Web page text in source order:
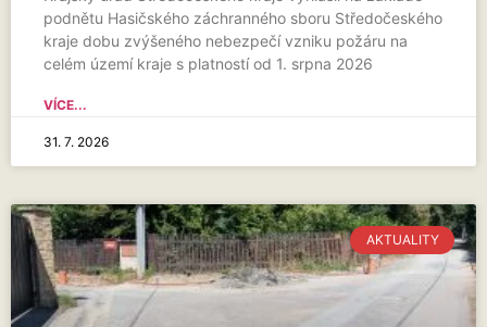
podnětu Hasičského záchranného sboru Středočeského
kraje dobu zvýšeného nebezpečí vzniku požáru na
celém území kraje s platností od 1. srpna 2026
VÍCE...
31. 7. 2026
AKTUALITY